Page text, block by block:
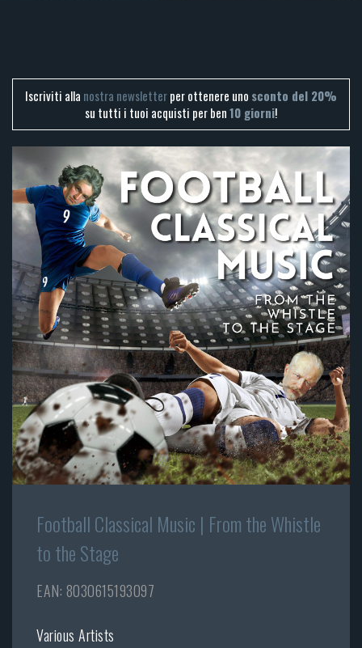
Iscriviti alla nostra newsletterper ottenere uno sconto del 20%
su tutti i tuoi acquisti per ben10 giorni!
Football Classical Music | From the Whistle
to the Stage
EAN: 8030615193097
Various Artists